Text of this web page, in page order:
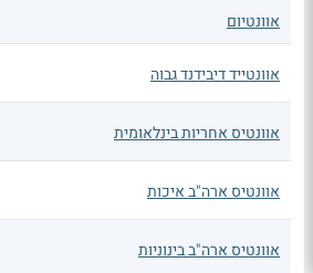
אוונטיום
אוונטייד דיבידנד גבוה
אוונטיס אחריות בינלאומית
אוונטיס ארה"ב איכות
אוונטיס ארה"ב בינוניות